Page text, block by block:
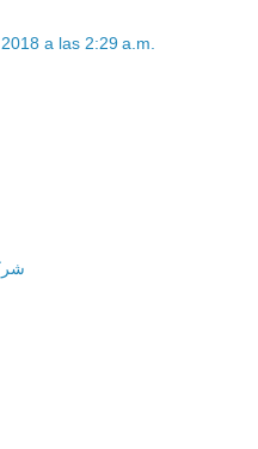
a las 2:29 a.m.